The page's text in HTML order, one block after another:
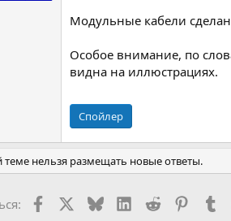
Модульные кабели
Особое внимание, по
видна на иллюстрациях.
Спойлер
теме нельзя размещать новые ответы.
FacebookX (Twitter)
BlueskyLinkedIn
Reddit